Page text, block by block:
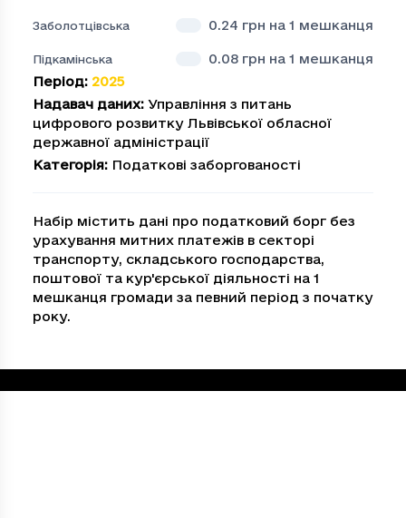
Заболотцівська 0.24 грн на 1 мешканця
Підкамінська 0.08 грн на 1 мешканця
Період: 2025
Надавач даних: Управління з питань
цифрового розвитку Львівської обласної
державної адміністрації
Категорія: Податкові заборгованості
Набір містить дані про податковий борг без
урахування митних платежів в секторі
транспорту, складського господарства,
поштової та кур'єрської діяльності на 1
мешканця громади за певний період з початку
року.